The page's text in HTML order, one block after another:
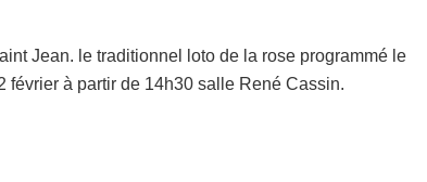
Jean. le traditionnel loto de la rose programmé le
février à partir de 14h30 salle René Cassin.